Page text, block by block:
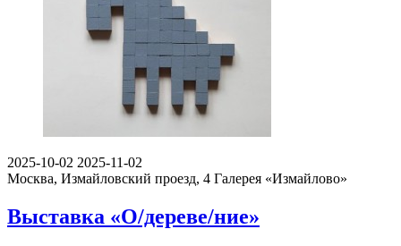
2025-10-02 2025-11-02
Москва, Измайловский проезд, 4 Галерея «Измайлово»
Выставка «О/дереве/ние»